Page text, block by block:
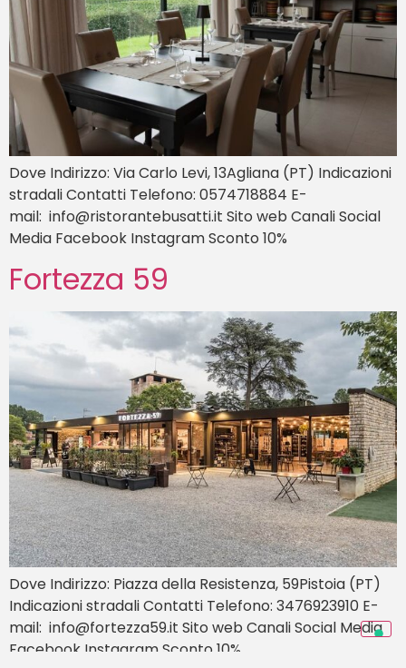
Dove Indirizzo: Via Carlo Levi, 13Agliana (PT) Indicazioni
stradali Contatti Telefono: 0574718884 E-
mail: info@ristorantebusatti.it Sito web Canali Social
Media Facebook Instagram Sconto 10%
Fortezza 59
Dove Indirizzo: Piazza della Resistenza, 59Pistoia (PT)
Indicazioni stradali Contatti Telefono: 3476923910 E-
mail: info@fortezza59.it Sito web Canali Social Media
Facebook Instagram Sconto 10%